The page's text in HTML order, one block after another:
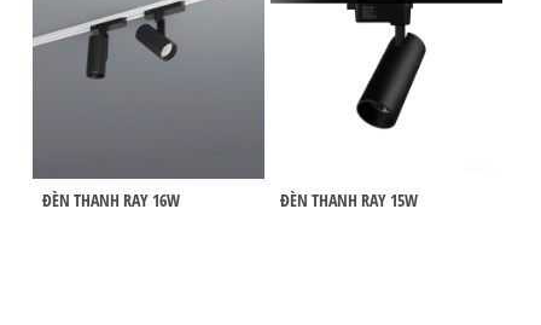
ĐÈN THANH RAY 16W ĐÈN THANH RAY 15W